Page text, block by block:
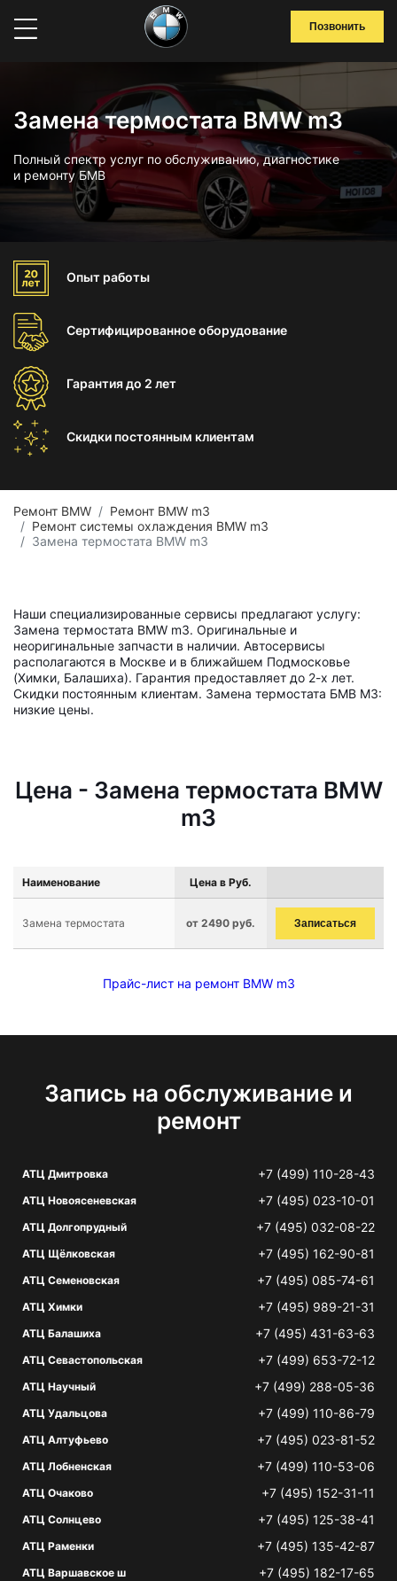
Позвонить
Замена термостата BMW m3
Полный спектр услуг по обслуживанию, диагностике
и ремонту БМВ
Опыт работы
Сертифицированноеоборудование
Гарантиядо 2 лет
Скидки постоянным клиентам
Ремонт BMW
Ремонт BMW m3
Ремонт системы охлаждения BMW m3
Замена термостата BMW m3
Наши специализированные сервисы предлагают услугу:
Замена термостата BMW m3. Оригинальные и
неоригинальные запчасти в наличии. Автосервисы
располагаются в Москве и в ближайшем Подмосковье
(Химки, Балашиха). Гарантия предоставляет до 2-х лет.
Скидки постоянным клиентам. Замена термостата БМВ М3:
низкие цены.
Цена - Замена термостата BMW
m3
Наименование Цена в Руб.
Замена термостата от 2490 руб. Записаться
Прайс-лист на ремонт BMW m3
Запись на обслуживание и
ремонт
АТЦ Дмитровка +7 (499) 110-28-43
АТЦ Новоясеневская +7 (495) 023-10-01
АТЦ Долгопрудный +7 (495) 032-08-22
АТЦ Щёлковская +7 (495) 162-90-81
АТЦ Семеновская +7 (495) 085-74-61
АТЦ Химки +7 (495) 989-21-31
АТЦ Балашиха +7 (495) 431-63-63
АТЦ Севастопольская +7 (499) 653-72-12
АТЦ Научный +7 (499) 288-05-36
АТЦ Удальцова +7 (499) 110-86-79
АТЦ Алтуфьево +7 (495) 023-81-52
АТЦ Лобненская +7 (499) 110-53-06
АТЦ Очаково +7 (495) 152-31-11
АТЦ Солнцево +7 (495) 125-38-41
АТЦ Раменки +7 (495) 135-42-87
АТЦ Варшавское ш +7 (495) 182-17-65